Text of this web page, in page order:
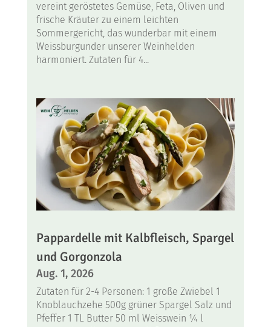
vereint geröstetes Gemüse, Feta, Oliven und
frische Kräuter zu einem leichten
Sommergericht, das wunderbar mit einem
Weissburgunder unserer Weinhelden
harmoniert. Zutaten für 4...
Pappardelle mit Kalbfleisch, Spargel
und Gorgonzola
Aug. 1, 2026
Zutaten für 2-4 Personen: 1 große Zwiebel 1
Knoblauchzehe 500g grüner Spargel Salz und
Pfeffer 1 TL Butter 50 ml Weisswein ¼ l